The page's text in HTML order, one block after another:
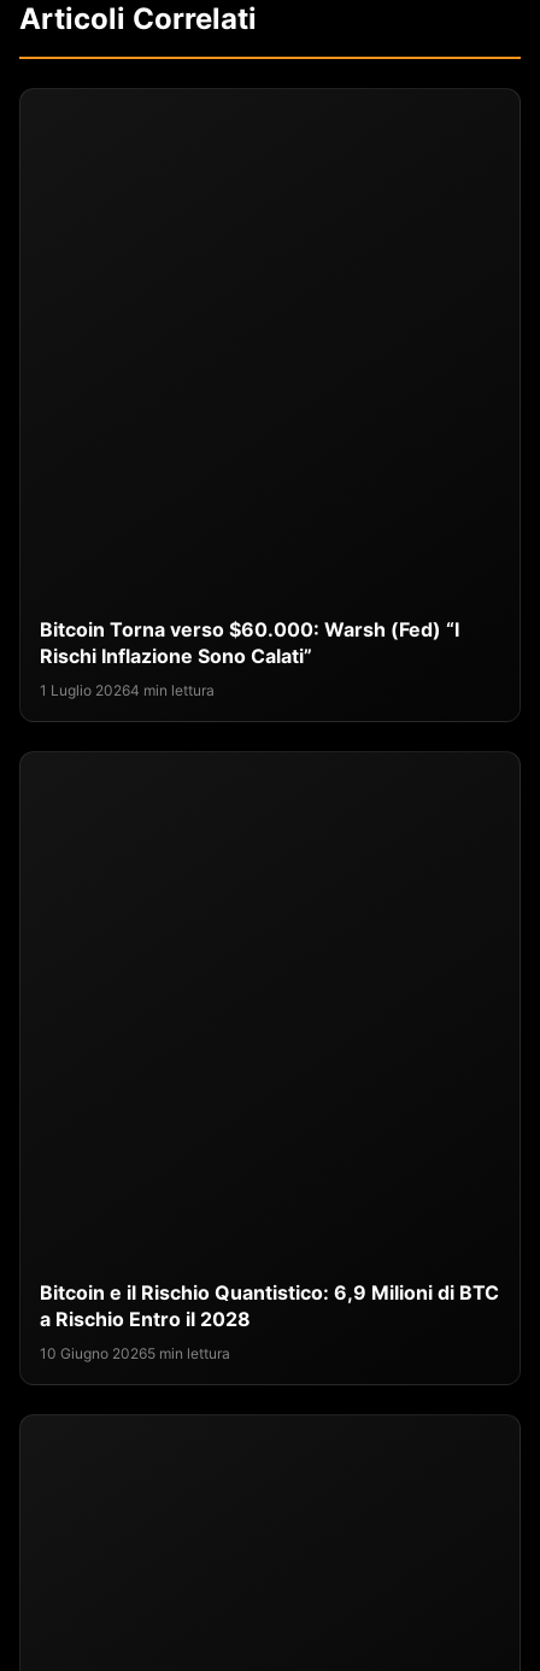
Articoli Correlati
Bitcoin Torna verso $60.000: Warsh (Fed) “I
Rischi Inflazione Sono Calati”
1 Luglio 20264 min lettura
Bitcoin e il Rischio Quantistico: 6,9 Milioni di BTC
a Rischio Entro il 2028
10 Giugno 20265 min lettura